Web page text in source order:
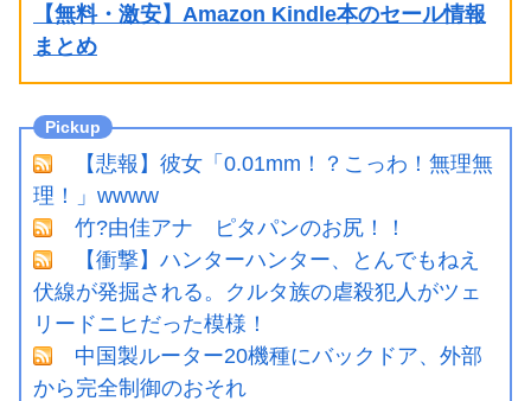
【無料・激安】Amazon Kindle本のセール情報
まとめ
【悲報】彼女「0.01mm！？こっわ！無理無
理！」wwww
竹?由佳アナ ピタパンのお尻！！
【衝撃】ハンターハンター、とんでもねえ
伏線が発掘される。クルタ族の虐殺犯人がツェ
リードニヒだった模様！
中国製ルーター20機種にバックドア、外部
から完全制御のおそれ